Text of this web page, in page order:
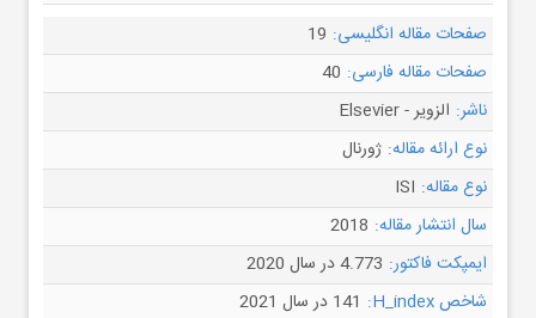
صفحات مقاله انگلیسی: 19
صفحات مقاله فارسی: 40
ناشر: الزویر - Elsevier
نوع ارائه مقاله: ژورنال
نوع مقاله: ISI
سال انتشار مقاله: 2018
ایمپکت فاکتور: 4.773 در سال 2020
شاخص H_index:
141 در سال 2021